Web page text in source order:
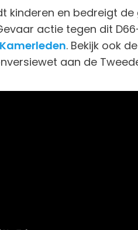
kinderen en bedreigt
actie tegen dit
. Bekijk ook
aan de